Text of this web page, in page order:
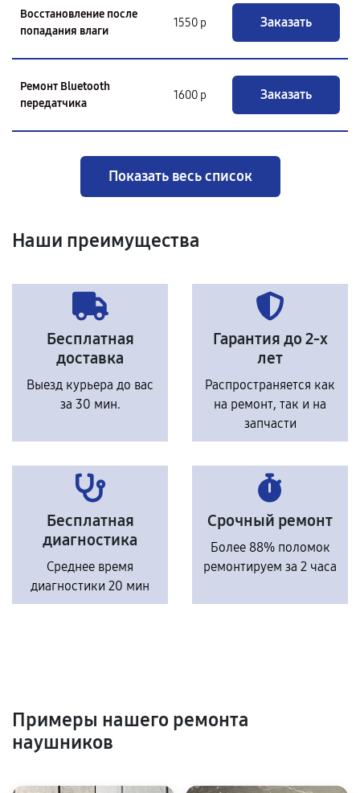
Восстановление после
попадания влаги
1550 р Заказать
Ремонт Bluetooth
передатчика
1600 р Заказать
Показать весь список
Наши преимущества
Бесплатная
доставка
Выезд курьера до вас
за 30 мин.
Гарантия до 2-х
лет
Распространяется как
на ремонт, так и на
запчасти
Бесплатная
диагностика
Среднее время
диагностики 20 мин
Срочный ремонт
Более 88% поломок
ремонтируем за 2 часа
Примеры нашего ремонта
наушников